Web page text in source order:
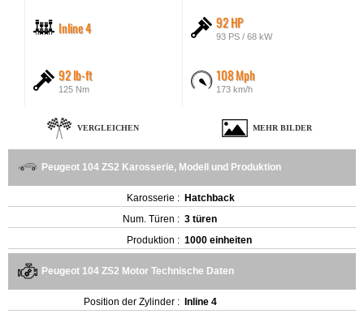
Inline 4 92 HP
93 PS / 68 kW
92 lb-ft
125 Nm
108 Mph
173 km/h
VERGLEICHEN MEHR BILDER
Peugeot 104 ZS2 Karosserie, Modell und Produktion
Karosserie : Hatchback
Num. Türen : 3 türen
Produktion : 1000 einheiten
Peugeot 104 ZS2 Motor Technische Daten
Position der Zylinder : Inline 4